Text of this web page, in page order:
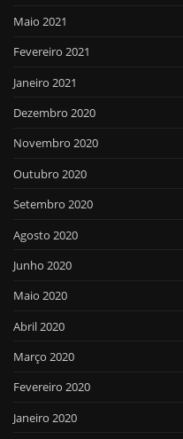
Maio 2021
Fevereiro 2021
Janeiro 2021
Dezembro 2020
Novembro 2020
Outubro 2020
Setembro 2020
Agosto 2020
Junho 2020
Maio 2020
Abril 2020
Março 2020
Fevereiro 2020
Janeiro 2020